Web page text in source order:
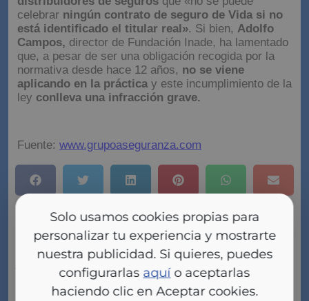
Solo usamos cookies propias para
personalizar tu experiencia y mostrarte
nuestra publicidad. Si quieres, puedes
configurarlas aquío aceptarlas
haciendo clic en Aceptar cookies.
celebrar ningún contrato de seguro de Vida si no
está identificado el titular real». Si bien, Adolfo
Campos, director de Fundación Inade, ha lamentado
que, a pesar de ser una obligación recogida por la
normativa desde hace 12 años, no se viene
aplicando en la prácticay este incumplimiento de la
ley conlleva una infracción grave.
Fuente: www.grupoaseguranza.com
Deja aquí tu comentario pregunta
o respuesta
Tu dirección de correo electrónico no será
publicada. Los campos obligatorios están